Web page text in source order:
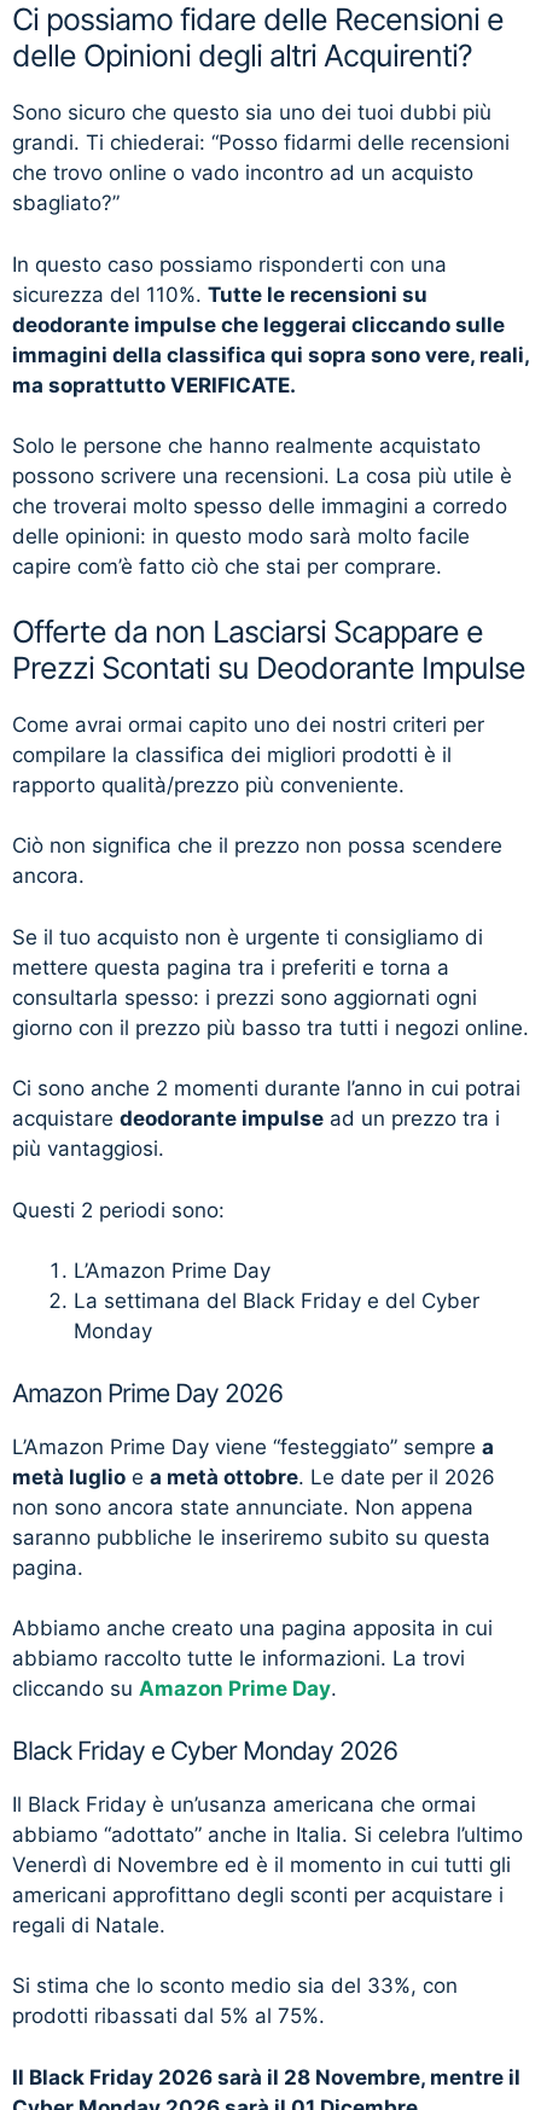
Ci possiamo fidare delle Recensioni e
delle Opinioni degli altri Acquirenti?
Sono sicuro che questo sia uno dei tuoi dubbi più
grandi. Ti chiederai: “Posso fidarmi delle recensioni
che trovo online o vado incontro ad un acquisto
sbagliato?”
In questo caso possiamo risponderti con una
sicurezza del 110%. Tutte le recensioni su
deodorante impulse che leggerai cliccando sulle
immagini della classifica qui sopra sono vere, reali,
ma soprattutto VERIFICATE.
Solo le persone che hanno realmente acquistato
possono scrivere una recensioni. La cosa più utile è
che troverai molto spesso delle immagini a corredo
delle opinioni: in questo modo sarà molto facile
capire com’è fatto ciò che stai per comprare.
Offerte da non Lasciarsi Scappare e
Prezzi Scontati su Deodorante Impulse
Come avrai ormai capito uno dei nostri criteri per
compilare la classifica dei migliori prodotti è il
rapporto qualità/prezzo più conveniente.
Ciò non significa che il prezzo non possa scendere
ancora.
Se il tuo acquisto non è urgente ti consigliamo di
mettere questa pagina tra i preferiti e torna a
consultarla spesso: i prezzi sono aggiornati ogni
giorno con il prezzo più basso tra tutti i negozi online.
Ci sono anche 2 momenti durante l’anno in cui potrai
acquistare deodorante impulse ad un prezzo tra i
più vantaggiosi.
Questi 2 periodi sono:
L’Amazon Prime Day
La settimana del Black Friday e del Cyber
Monday
Amazon Prime Day 2026
L’Amazon Prime Day viene “festeggiato” sempre a
metà luglio e a metà ottobre. Le date per il 2026
non sono ancora state annunciate. Non appena
saranno pubbliche le inseriremo subito su questa
pagina.
Abbiamo anche creato una pagina apposita in cui
abbiamo raccolto tutte le informazioni. La trovi
cliccando su Amazon Prime Day.
Black Friday e Cyber Monday 2026
Il Black Friday è un’usanza americana che ormai
abbiamo “adottato” anche in Italia. Si celebra l’ultimo
Venerdì di Novembre ed è il momento in cui tutti gli
americani approfittano degli sconti per acquistare i
regali di Natale.
Si stima che lo sconto medio sia del 33%, con
prodotti ribassati dal 5% al 75%.
Il Black Friday 2026 sarà il 28 Novembre, mentre il